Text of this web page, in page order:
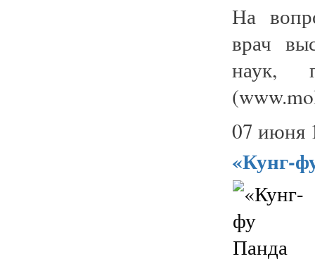
На
врач
наук,
07 июня
«Кунг-